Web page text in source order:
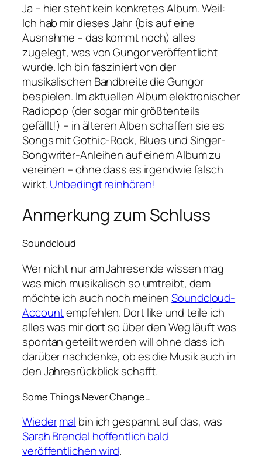
Ja – hier steht kein konkretes Album. Weil:
Ich hab mir dieses Jahr (bis auf eine
Ausnahme – das kommt noch) alles
zugelegt, was von Gungor veröffentlicht
wurde. Ich bin fasziniert von der
musikalischen Bandbreite die Gungor
bespielen. Im aktuellen Album elektronischer
Radiopop (der sogar mir größtenteils
gefällt!) – in älteren Alben schaffen sie es
Songs mit Gothic-Rock, Blues und Singer-
Songwriter-Anleihen auf einem Album zu
vereinen – ohne dass es irgendwie falsch
wirkt.Unbedingt reinhören!
Anmerkung zum Schluss
Soundcloud
Wer nicht nur am Jahresende wissen mag
was mich musikalisch so umtreibt, dem
möchte ich auch noch meinenSoundcloud-
Accountempfehlen. Dort like und teile ich
alles was mir dort so über den Weg läuft was
spontan geteilt werden will ohne dass ich
darüber nachdenke, ob es die Musik auch in
den Jahresrückblick schafft.
Some Things Never Change…
Wiedermal bin ich gespannt auf das, was
Sarah Brendel hoffentlich bald
veröffentlichen wird.